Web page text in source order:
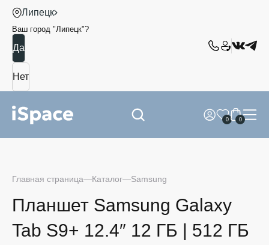
Липецк
Ваш город "Липецк"?
0 0
Главная страница Каталог Samsung
Планшет Samsung Galaxy
Tab S9+ 12.4″ 12 ГБ | 512 ГБ